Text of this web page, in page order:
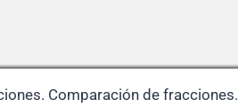
Comparación de fracciones.